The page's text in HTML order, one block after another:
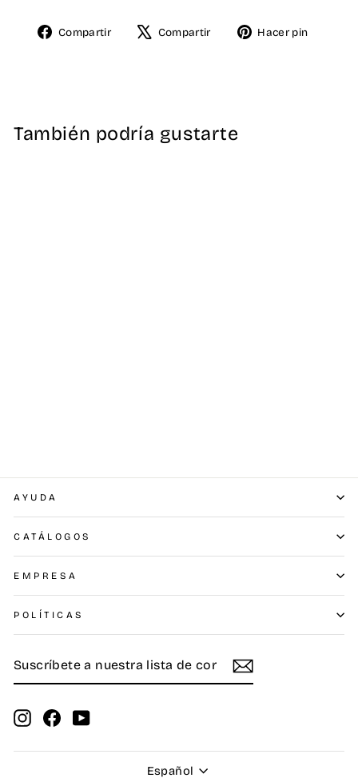
Compartir Compartir Hacer pin
También podría gustarte
AYUDA
CATÁLOGOS
EMPRESA
POLÍTICAS
A
DE
CORREO
InstagramFacebookYouTube
Idioma
Español